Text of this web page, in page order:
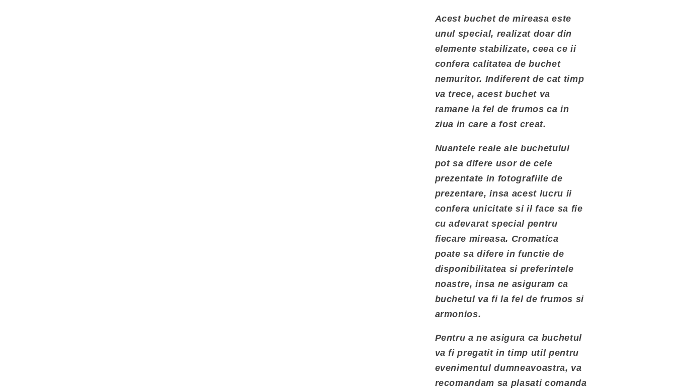
Acest buchet de mireasa este
unul special, realizat doar din
elemente stabilizate, ceea ce ii
confera calitatea de buchet
nemuritor. Indiferent de cat timp
va trece, acest buchet va
ramane la fel de frumos ca in
ziua in care a fost creat.
Nuantele reale ale buchetului
pot sa difere usor de cele
prezentate in fotografiile de
prezentare, insa acest lucru ii
confera unicitate si il face sa fie
cu adevarat special pentru
fiecare mireasa. Cromatica
poate sa difere in functie de
disponibilitatea si preferintele
noastre, insa ne asiguram ca
buchetul va fi la fel de frumos si
armonios.
Pentru a ne asigura ca buchetul
va fi pregatit in timp util pentru
evenimentul dumneavoastra, va
recomandam sa plasati comanda